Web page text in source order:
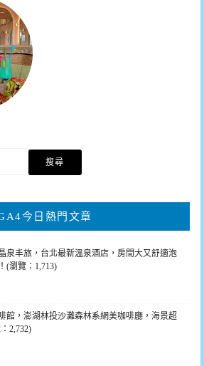
今日熱門文章
泉丰旅，台北最新溫泉酒店，房間大又舒適泡
(瀏覽：1,713)
館，澎湖林投沙灘森林系網美咖啡廳，海景超
2,732)